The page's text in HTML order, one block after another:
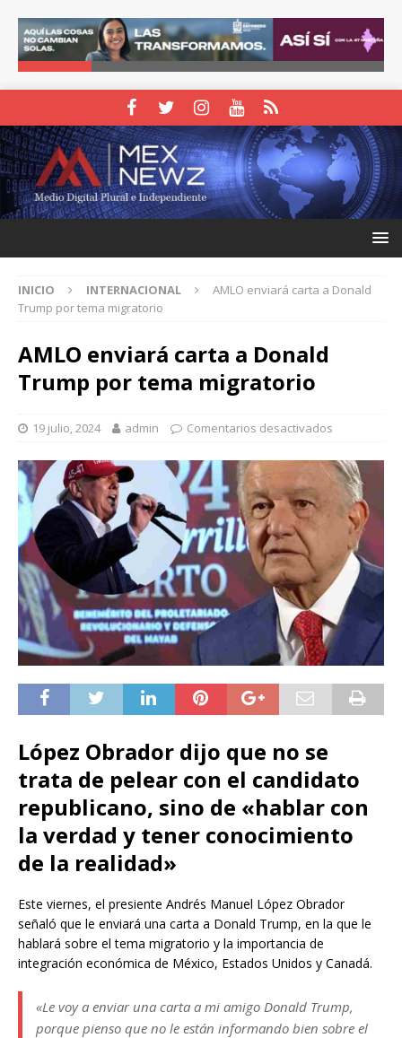
INICIO INTERNACIONAL
AMLO enviará carta a Donald
Trump por tema migratorio
AMLO enviará carta a Donald
Trump por tema migratorio
19 julio, 2024 admin Comentarios desactivados
López Obrador dijo que no se
trata de pelear con el candidato
republicano, sino de «hablar con
la verdad y tener conocimiento
de la realidad»
Este viernes, el presiente Andrés Manuel López Obrador
señaló que le enviará una carta a Donald Trump, en la que le
hablará sobre el tema migratorio y la importancia de
integración económica de México, Estados Unidos y Canadá.
«Le voy a enviar una carta a mi amigo Donald Trump,
porque pienso que no le están informando bien sobre el